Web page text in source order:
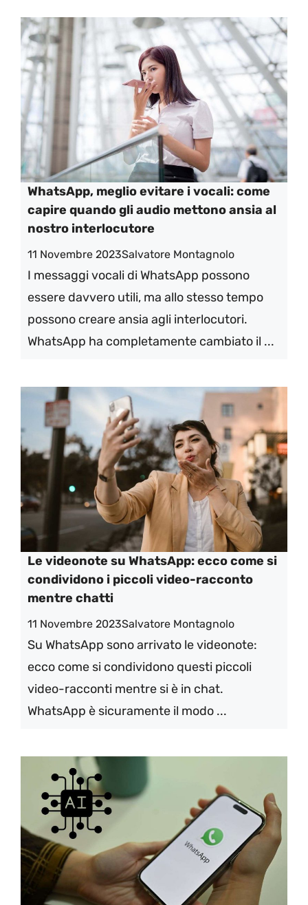
WhatsApp, meglio evitare i vocali: come
capire quando gli audio mettono ansia al
nostro interlocutore
11 Novembre 2023Salvatore Montagnolo
I messaggi vocali di WhatsApp possono
essere davvero utili, ma allo stesso tempo
possono creare ansia agli interlocutori.
WhatsApp ha completamente cambiato il ...
Le videonote su WhatsApp: ecco come si
condividono i piccoli video-racconto
mentre chatti
11 Novembre 2023Salvatore Montagnolo
Su WhatsApp sono arrivato le videonote:
ecco come si condividono questi piccoli
video-racconti mentre si è in chat.
WhatsApp è sicuramente il modo ...